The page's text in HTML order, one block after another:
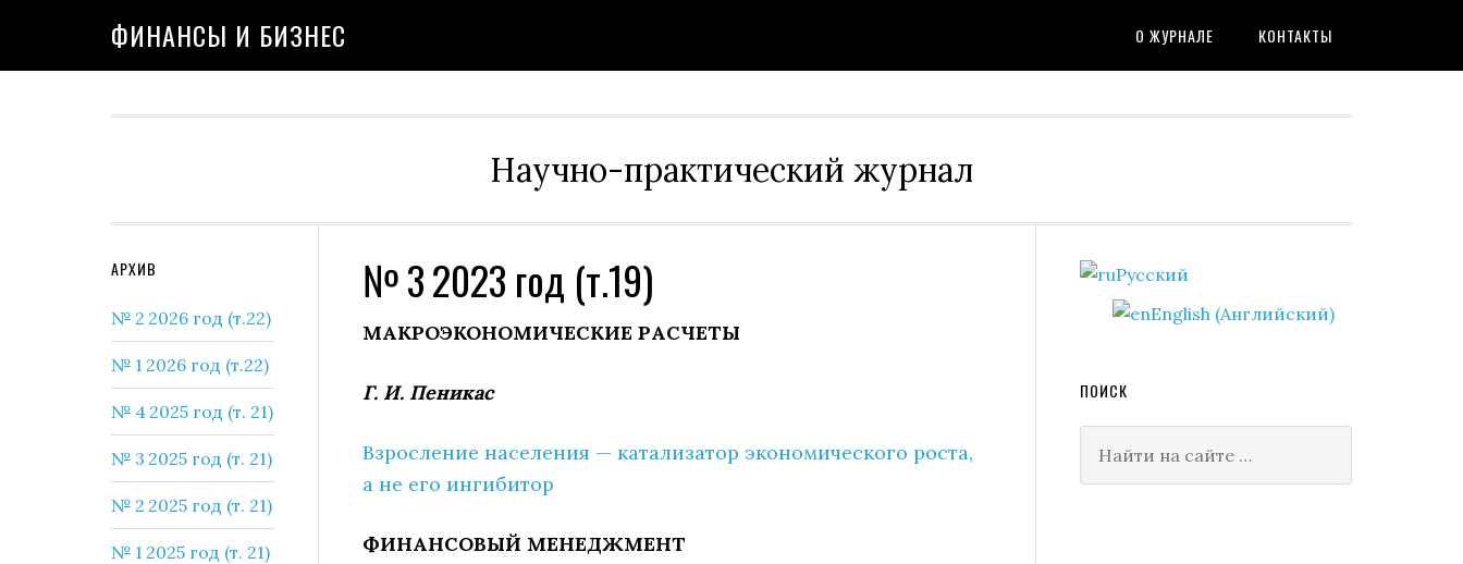
ФИНАНСЫ И БИЗНЕС О ЖУРНАЛЕ КОНТАКТЫ
Научно-практический журнал
№ 3 2023 год (т.19)
МАКРОЭКОНОМИЧЕСКИЕ РАСЧЕТЫ
Г. И. Пеникас
Взросление населения — катализатор экономического роста,
а не его ингибитор
ФИНАНСОВЫЙ МЕНЕДЖМЕНТ
Primary
Sidebar
Русский
English (Английский)
ПОИСК
на
Secondary
Sidebar
АРХИВ
№ 2 2026 год (т.22)
№ 1 2026 год (т.22)
№ 4 2025 год (т. 21)
№ 3 2025 год (т. 21)
№ 2 2025 год (т. 21)
№ 1 2025 год (т. 21)